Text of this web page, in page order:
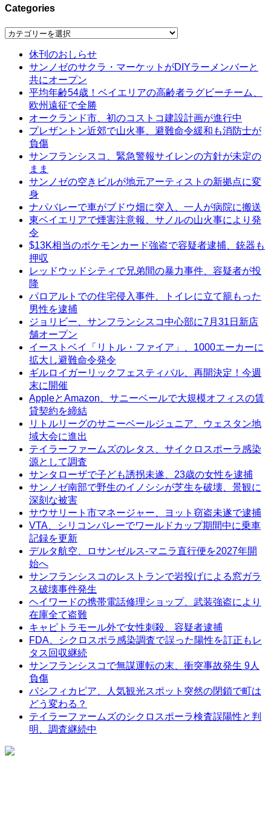
Categories
Categories
休刊のおしらせ
サンノゼのサクラ・マーケットがDIYラーメンバーと
共にオープン
平均年齢54歳！ベイエリアの高齢者ラグビーチーム、
欧州遠征で全勝
オークランド市、初のコストコ建設計画が進行中
プレザントン近郊で山火事、避難命令緩和も消防士が
負傷
サンフランシスコ、緊急警報サイレンの方針が未定の
まま
サンノゼの空きビルが地元アーティストの新拠点に変
身
ナパバレーで車がブドウ畑に突入、一人が病院に搬送
東ベイエリアで煙害注意報、サノルの山火事により発
令
$13K相当のポケモンカード強盗で容疑者逮捕、銃器も
押収
レッドウッドシティで兄弟間の暴力事件、容疑者が投
降
パロアルトでの住宅侵入事件、トイレに立て籠もった
男性を逮捕
ジョリビー、サンフランシスコ中心部に7月31日新店
舗オープン
イーストベイ「リトル・ファイア」、1000エーカーに
拡大し避難命令発令
ギルロイガーリックフェスティバル、再開決定！今週
末に開催
AppleとAmazon、サニーベールで大規模オフィスの賃
貸契約を締結
リトルリーグのサニーベールジュニア、ウェスタン地
域大会に進出
テイラーファームズのレタス、サイクロスポーラ感染
源として調査
サンタローザで子ども誘拐未遂、23歳の女性を逮捕
サンノゼ南部で野生のイノシシが芝生を破壊、景観に
深刻な被害
サウサリート市マネージャー、ヨット窃盗未遂で逮捕
VTA、シリコンバレーでワールドカップ期間中に乗車
記録を更新
デルタ航空、ロサンゼルス-マニラ直行便を2027年開
始へ
サンフランシスコのレストランで岩投げによる窓ガラ
ス破壊事件発生
ヘイワードの携帯電話修理ショップ、武装強盗により
在庫全て盗難
キャピトラモール外で女性刺殺、容疑者逮捕
FDA、シクロスポラ感染調査で誤った陽性を訂正もレ
タス回収継続
サンフランシスコで無謀運転の末、衝突事故発生 9人
負傷
パシフィカピア、人気観光スポット突然の閉鎖で町は
どう変わる？
テイラーファームズのシクロスポーラ検査誤陽性と判
明、調査継続中